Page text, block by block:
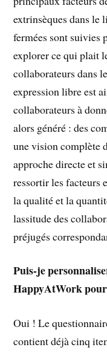
extrinsèques dans le
fermées sont suivies
explorer ce qui plait
collaborateurs dans
expression libre est
collaborateurs à
alors généré : des
une vision complète
approche directe et
ressortir les facteurs
la qualité et la
lassitude des
préjugés
Puis-je
HappyAtWork
Oui ! Le
contient déjà cinq